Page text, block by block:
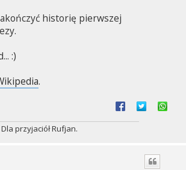
historię pierwszej
:)
.
przyjaciół Rufjan.